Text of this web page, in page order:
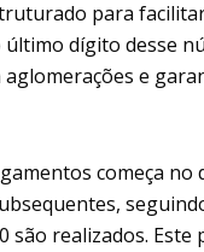
para
último dígito desse
e
começa no
são realizados.